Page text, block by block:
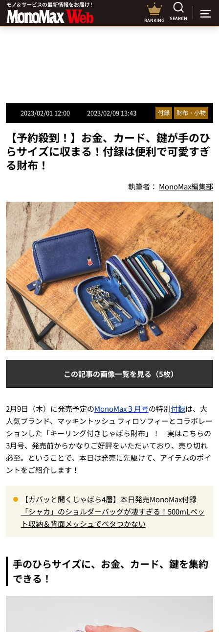
RANKING SEARCH
2023/02/01 12:00 2023/02/09 13:43 付録 財布・小物
【予約殺到！】お金、カード、鍵が手のひ
らサイズに収まる！付録は便利で可愛すぎ
る財布！
執筆者： MonoMax編集部
この記事の画像一覧を見る（5枚）
2月9日（木）に発売予定のMonoMax３月号の特別付録は、大
人気ブランド、マッキントッシュ フィロソフィーとコラボレー
ションした「キーリング付きじゃばら財布」！ 実はこちらの
3月号、発売前からかなりご好評をいただいており、売り切れ
必至。ということで、本日は発売に先駆けて、アイテムのポイ
ントをご紹介します！
【ガバッと開くじゃばら4層】本日発売MonoMax付録
「シャカ」のショルダーバッグが凄すぎる！500mLペッ
ト収納＆背面メッシュでベタつかない
手のひらサイズに、お金、カード、鍵を集約
できる！